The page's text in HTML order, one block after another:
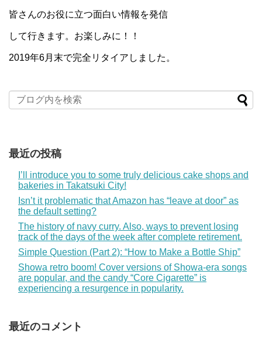
皆さんのお役に立つ面白い情報を発信
して行きます。お楽しみに！！
2019年6月末で完全リタイアしました。
最近の投稿
I’ll introduce you to some truly delicious cake shops and
bakeries in Takatsuki City!
Isn’t it problematic that Amazon has “leave at door” as
the default setting?
The history of navy curry. Also, ways to prevent losing
track of the days of the week after complete retirement.
Simple Question (Part 2): “How to Make a Bottle Ship”
Showa retro boom! Cover versions of Showa-era songs
are popular, and the candy “Core Cigarette” is
experiencing a resurgence in popularity.
最近のコメント